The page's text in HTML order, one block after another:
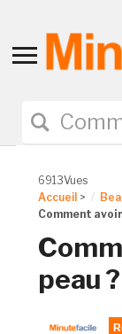
Toggle
navigation
6913Vues
Accueil >
Comment
peau ?